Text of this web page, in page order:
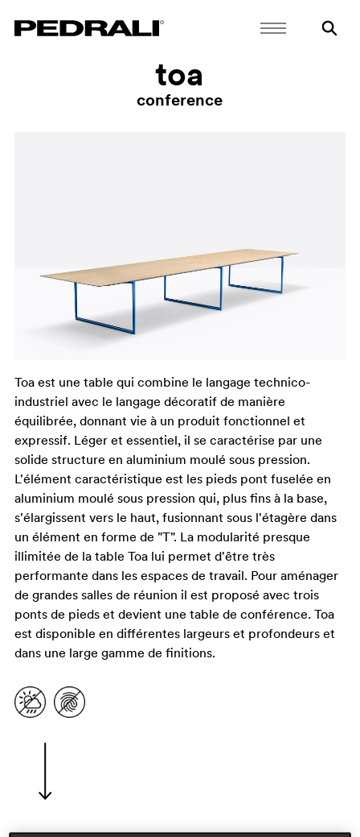
toa
conference
Toa est une table qui combine le langage technico-
industriel avec le langage décoratif de manière
équilibrée, donnant vie à un produit fonctionnel et
expressif. Léger et essentiel, il se caractérise par une
solide structure en aluminium moulé sous pression.
L'élément caractéristique est les pieds pont fuselée en
aluminium moulé sous pression qui, plus fins à la base,
s'élargissent vers le haut, fusionnant sous l'étagère dans
un élément en forme de "T". La modularité presque
illimitée de la table Toa lui permet d'être très
performante dans les espaces de travail. Pour aménager
de grandes salles de réunion il est proposé avec trois
ponts de pieds et devient une table de conférence. Toa
est disponible en différentes largeurs et profondeurs et
dans une large gamme de finitions.